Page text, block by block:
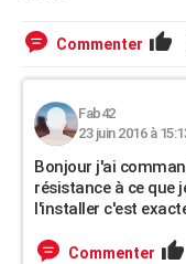
Commenter
Fab42
23 juin 2016 à
Bonjour j'ai
résistance à ce que
l'installer c'est
Commenter